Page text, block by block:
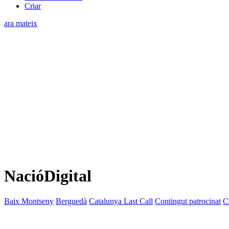
Criar
ara mateix
NacióDigital
Baix Montseny Berguedà Catalunya Last Call Contingut patrocinat